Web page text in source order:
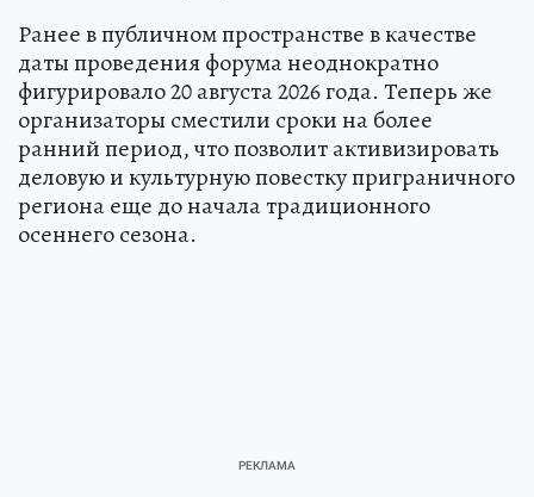
Ранее в публичном пространстве в качестве
даты проведения форума неоднократно
фигурировало 20 августа 2026 года. Теперь же
организаторы сместили сроки на более
ранний период, что позволит активизировать
деловую и культурную повестку приграничного
региона еще до начала традиционного
осеннего сезона.